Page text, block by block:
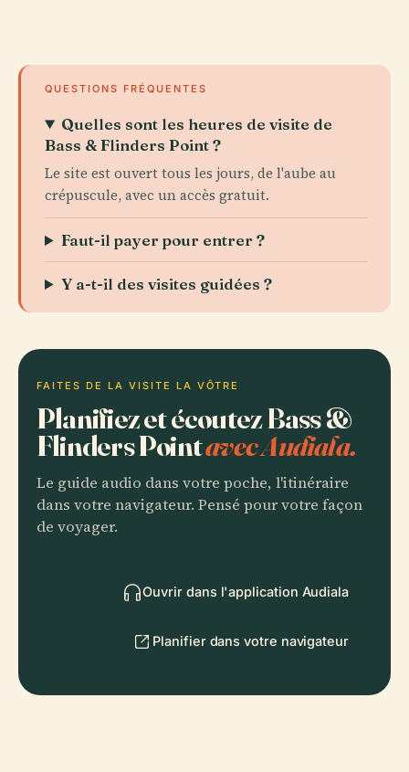
QUESTIONS FRÉQUENTES
Quelles sont les heures de visite de
Bass & Flinders Point ?
Le site est ouvert tous les jours, de l'aube au
crépuscule, avec un accès gratuit.
Faut-il payer pour entrer ?
Y a-t-il des visites guidées ?
FAITES DE LA VISITE LA VÔTRE
Planifiez et écoutez Bass &
Flinders Pointavec Audiala.
Le guide audio dans votre poche, l'itinéraire
dans votre navigateur. Pensé pour votre façon
de voyager.
Ouvrir dans l'application Audiala
Planifier dans votre navigateur